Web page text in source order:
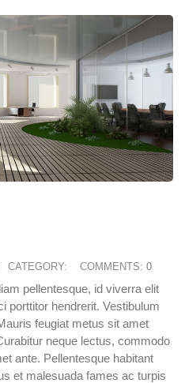
CATEGORY: COMMENTS: 0
pellentesque, id viverra elit
porttitor hendrerit. Vestibulum
feugiat metus sit amet
neque lectus, commodo
ante. Pellentesque habitant
et malesuada fames ac turpis